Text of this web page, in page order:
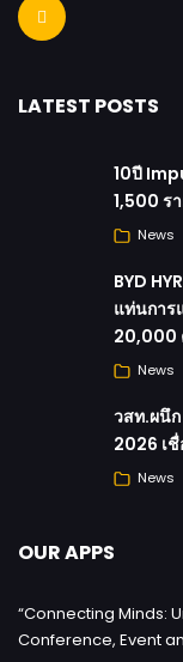
LATEST POSTS
10ปี
1,500 ร
News
BYD
แท่นการ
20,000
News
วสท.ผนึก
2026 เ
News
OUR APPS
“Connecting Minds:
Conference, Event